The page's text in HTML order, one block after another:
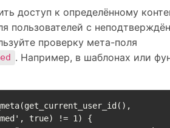
доступ к определённому
пользователей с
проверку мета-поля
. Например, в шаблонах или
true) != 1) {